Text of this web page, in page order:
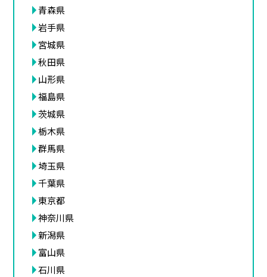
青森県
岩手県
宮城県
秋田県
山形県
福島県
茨城県
栃木県
群馬県
埼玉県
千葉県
東京都
神奈川県
新潟県
富山県
石川県